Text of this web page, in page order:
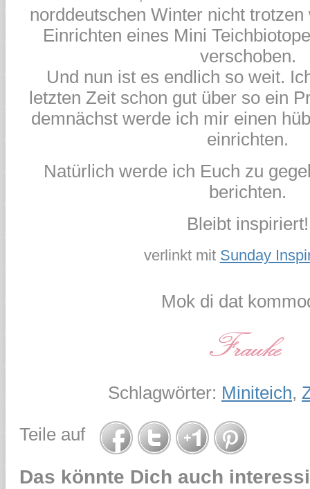
norddeutschen Winter nicht
Einrichten eines Mini
verschoben.
Und nun ist es endlich so weit.
letzten Zeit schon gut über so ein
demnächst werde ich mir einen
einrichten.
Natürlich werde ich Euch zu
berichten.
Bleibt inspiriert!
verlinkt mit Sunday
Mok di dat
Schlagwörter: Miniteich,
Teile auf
Das könnte Dich auch